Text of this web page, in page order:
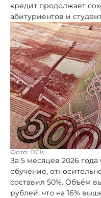
кредит продолжает
абитуриентов и
Фото: ПСК
За 5 месяцев 2026
обучение,
составил 50%. Объём
рублей, что на 16%